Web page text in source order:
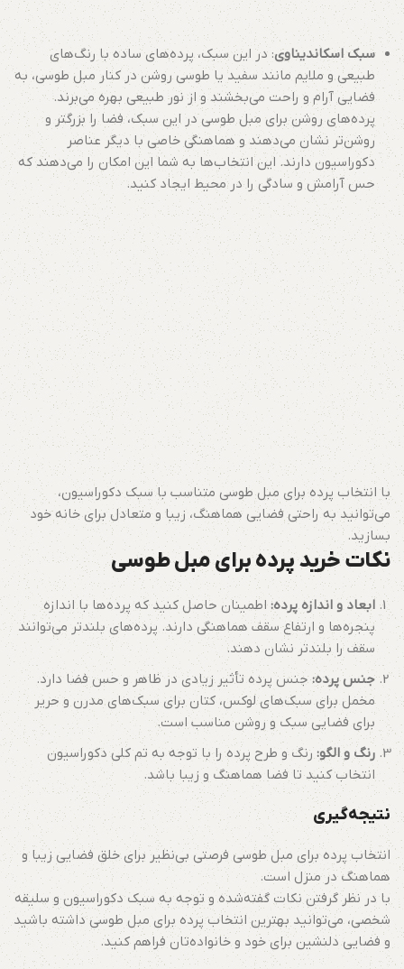
سبک اسکاندیناوی: در این سبک، پرده‌های ساده با رنگ‌های
طبیعی و ملایم مانند سفید یا طوسی روشن در کنار مبل طوسی، به
فضایی آرام و راحت می‌بخشند و از نور طبیعی بهره می‌برند.
پرده‌های روشن برای مبل طوسی در این سبک، فضا را بزرگتر و
روشن‌تر نشان می‌دهند و هماهنگی خاصی با دیگر عناصر
دکوراسیون دارند. این انتخاب‌ها به شما این امکان را می‌دهند که
حس آرامش و سادگی را در محیط ایجاد کنید.
با انتخاب پرده برای مبل طوسی متناسب با سبک دکوراسیون،
می‌توانید به راحتی فضایی هماهنگ، زیبا و متعادل برای خانه خود
بسازید.
نکات خرید پرده برای مبل طوسی
ابعاد و اندازه پرده:اطمینان حاصل کنید که پرده‌ها با اندازه
پنجره‌ها و ارتفاع سقف هماهنگی دارند. پرده‌های بلندتر می‌توانند
سقف را بلندتر نشان دهند.
جنس پرده:جنس پرده تأثیر زیادی در ظاهر و حس فضا دارد.
مخمل برای سبک‌های لوکس، کتان برای سبک‌های مدرن و حریر
برای فضایی سبک و روشن مناسب است.
رنگ و الگو:رنگ و طرح پرده را با توجه به تم کلی دکوراسیون
انتخاب کنید تا فضا هماهنگ و زیبا باشد.
نتیجه‌گیری
انتخاب پرده برای مبل طوسی فرصتی بی‌نظیر برای خلق فضایی زیبا و
هماهنگ در منزل است.
با در نظر گرفتن نکات گفته‌شده و توجه به سبک دکوراسیون و سلیقه
شخصی، می‌توانید بهترین انتخاب پرده برای مبل طوسی داشته باشید
و فضایی دلنشین برای خود و خانواده‌تان فراهم کنید.